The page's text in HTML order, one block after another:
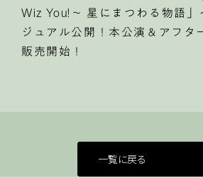
Wiz You!～ 星にまつわる物語
ジュアル公開！本公演＆アフタ
販売開始！
一覧に戻る